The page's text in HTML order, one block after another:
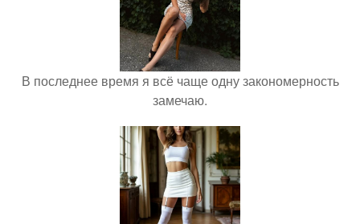
В последнее время я всё чаще одну закономерность
замечаю.